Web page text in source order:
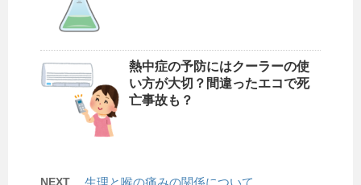
熱中症の予防にはクーラーの使
い方が大切？間違ったエコで死
亡事故も？
NEXT 生理と喉の痛みの関係について